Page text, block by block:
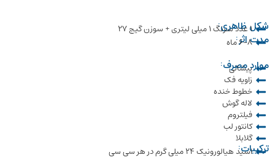
موارد مصرف:
پیشانی
زاویه فک
خطوط خنده
لاله گوش
فیلتروم
کانتور لب
گلابلا
ترکیبات:اسید هیالورونیک ۲۴ میلی گرم در هر سی سی
شکل ظاهری:
۱ عدد سرنگ ۱ میلی لیتری + سوزن گیج ۲۷
مدت اثر:
۶-۸ ماه